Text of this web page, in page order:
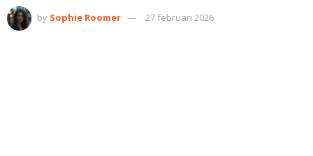
by Sophie Roomer 27 februari 2026